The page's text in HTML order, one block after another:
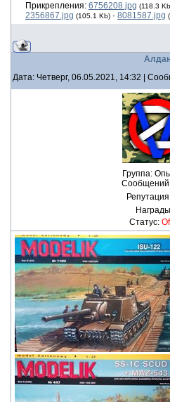
Прикрепления: 6756208.jpg (118.3
2356867.jpg (105.1 Kb) · 8081587.jpg
Дата: Четверг, 06.05.2021, 14:32 |
Группа:
Статус: